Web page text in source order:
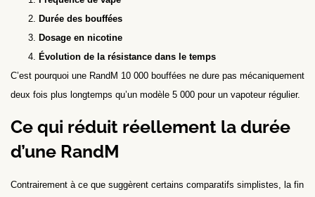
Durée des bouffées
Dosage en nicotine
Évolution de la résistance dans le temps
C’est pourquoi une RandM 10 000 bouffées ne dure pas mécaniquement
deux fois plus longtemps qu’un modèle 5 000 pour un vapoteur régulier.
Ce qui réduit réellement la durée
d’une RandM
Contrairement à ce que suggèrent certains comparatifs simplistes, la fin